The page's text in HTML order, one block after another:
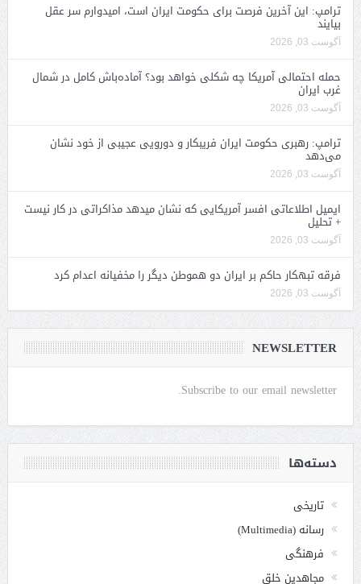
ترامپ: این آخرین فرصت برای حکومت ایران است، امیدوارم سر عقل
بیایند
آگوست 03, 2026
حمله احتمالی آمریکا چه شکلی خواهد بود؟ آماده‌باش کامل در شمال
غرب ایران
آگوست 03, 2026
ترامپ: رهبری حکومت ایران فریبکار و دورویی عجیبی از خود نشان
می‌دهد
آگوست 03, 2026
ایمیل اطلاعاتی افسر آمریکایی که نشان میدهد مذاکراتی در کار نیست
+ تحلیل
آگوست 03, 2026
فرقه تبهکار حاکم بر ایران دو هموطن دیگر را مخفیانه اعدام کرد
آگوست 03, 2026
NEWSLETTER
Subscribe to our email newsletter.
دسته‌ها
تاریخی
رسانه (Multimedia)
فرهنگی
مجاهدین خلق